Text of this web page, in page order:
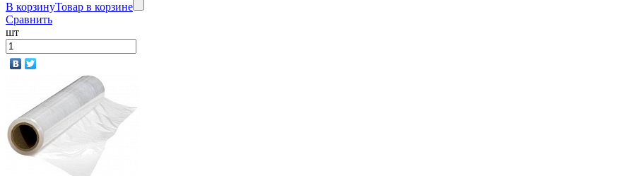
В корзинуТовар в корзине
Сравнить
шт